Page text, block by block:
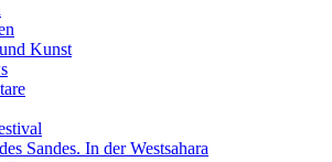
Kunst
Sandes. In der Westsahara